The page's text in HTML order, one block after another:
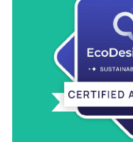
生态设计云（
的形象大使，这一产品环
分配生态分数。
了解更多信息